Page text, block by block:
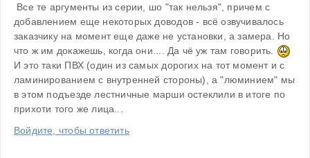
добавлением еще некоторых доводов - всё озвучивалось
заказчику на момент еще даже не установки, а замера. Но
что ж им докажешь, когда они.... Да чё уж там говорить.
И это таки ПВХ (один из самых дорогих на тот момент и с
ламинированием с внутренней стороны), а "люминием" мы
в этом подъезде лестничные марши остеклили в итоге по
прихоти того же лица...
Войдите, чтобы ответить